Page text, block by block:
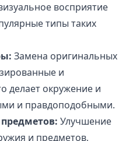
восприятие
типы таких
Замена оригинальных
и
делает окружение и
и правдоподобными.
Улучшение
и предметов,